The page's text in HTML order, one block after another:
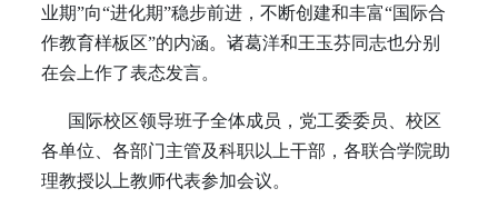
业期”向“进化期”稳步前进，不断创建和丰富“国际合
作教育样板区”的内涵。诸葛洋和王玉芬同志也分别
在会上作了表态发言。
国际校区领导班子全体成员，党工委委员、校区
各单位、各部门主管及科职以上干部，各联合学院助
理教授以上教师代表参加会议。